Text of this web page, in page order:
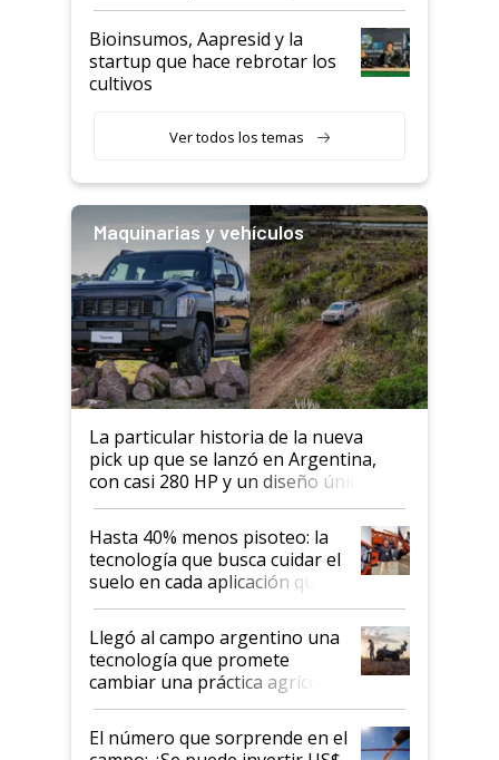
Bioinsumos, Aapresid y la
startup que hace rebrotar los
cultivos
Ver todos los temas
Maquinarias y vehículos
La particular historia de la nueva
pick up que se lanzó en Argentina,
con casi 280 HP y un diseño único: a
cuánto se vende
Hasta 40% menos pisoteo: la
tecnología que busca cuidar el
suelo en cada aplicación que
llevó Jacto al Congreso
Aapresid 2026
Llegó al campo argentino una
tecnología que promete
cambiar una práctica agrícola
clave: ¿Y si analizar el suelo
fuera tan simple como apretar
un botón?
El número que sorprende en el